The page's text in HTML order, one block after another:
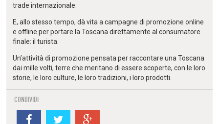
trade internazionale.
E, allo stesso tempo, dà vita a campagne di promozione online
e offline per portare la Toscana direttamente al consumatore
finale: il turista.
Un’attività di promozione pensata per raccontare una Toscana
dai mille volti, terre che meritano di essere scoperte, con le loro
storie, le loro culture, le loro tradizioni, i loro prodotti.
CONDIVIDI